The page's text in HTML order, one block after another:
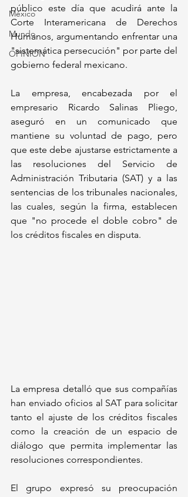
México
Mundo
OPINIÓN
público este día que acudirá ante la
Corte Interamericana de Derechos
Humanos, argumentando enfrentar una
"sistemática persecución" por parte del
gobierno federal mexicano.
La empresa, encabezada por el
empresario Ricardo Salinas Pliego,
aseguró en un comunicado que
mantiene su voluntad de pago, pero
que este debe ajustarse estrictamente a
las resoluciones del Servicio de
Administración Tributaria (SAT) y a las
sentencias de los tribunales nacionales,
las cuales, según la firma, establecen
que "no procede el doble cobro" de
los créditos fiscales en disputa.
La empresa detalló que sus compañías
han enviado oficios al SAT para solicitar
tanto el ajuste de los créditos fiscales
como la creación de un espacio de
diálogo que permita implementar las
resoluciones correspondientes.
El grupo expresó su preocupación